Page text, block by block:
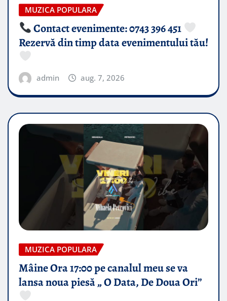
MUZICA POPULARA
Contact evenimente: 0743 396 451
Rezervă din timp data evenimentului tău!
admin aug. 7, 2026
MUZICA POPULARA
Mâine Ora 17:00 pe canalul meu se va
lansa noua piesă „ O Data, De Doua Ori”